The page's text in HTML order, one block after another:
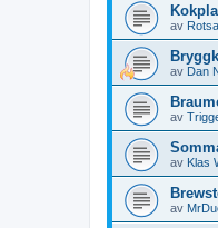
av
av Dan
av
av Klas
av